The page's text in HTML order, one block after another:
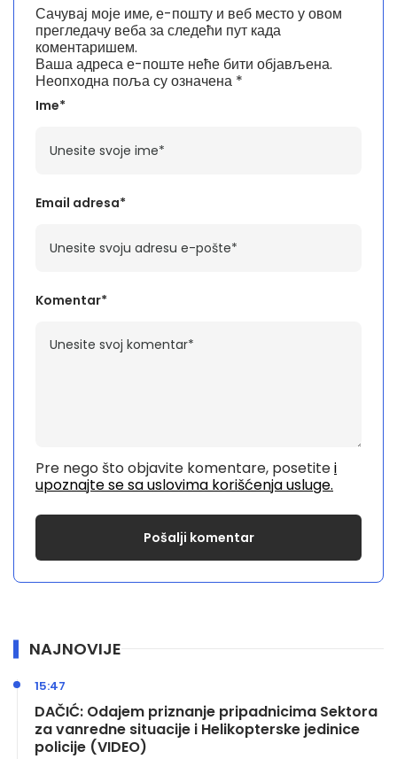
Ваша адреса е-поште неће бити објављена.
Неопходна поља су означена *
Komentar*
Pre nego što objavite komentare, posetitei
upoznajte se sa uslovima korišćenja usluge.
Ime*
Email adresa*
Сачувај моје име, е-пошту и веб место у овом
прегледачу веба за следећи пут када
коментаришем.
NAJNOVIJE
DAČIĆ: Odajem priznanje pripadnicima Sektora
za vanredne situacije i Helikopterske jedinice
policije (VIDEO)
15:47